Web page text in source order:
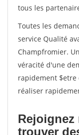
tous les
Toutes les
service Qualité
Champfromier.
véracité d'une
rapidement $etre
réaliser
Rejoignez
trouver